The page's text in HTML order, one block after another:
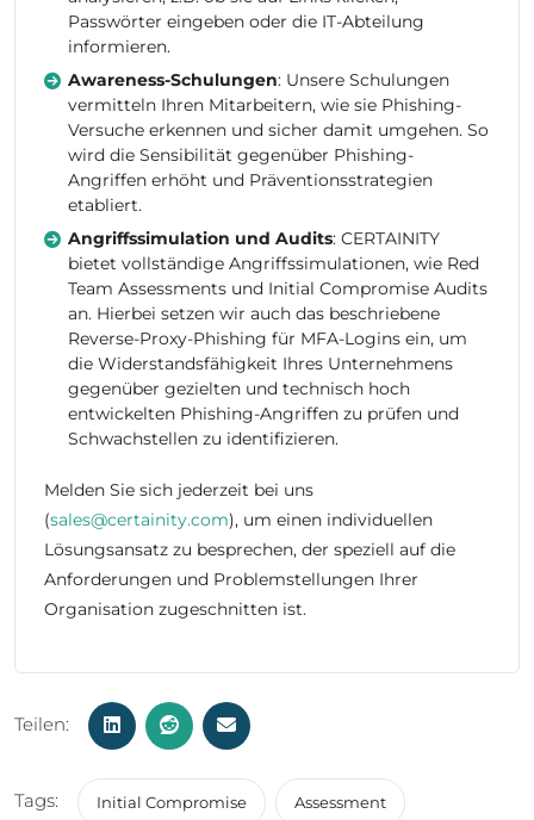
Passwörter eingeben oder die IT-Abteilung
informieren.
Awareness-Schulungen: Unsere Schulungen
vermitteln Ihren Mitarbeitern, wie sie Phishing-
Versuche erkennen und sicher damit umgehen. So
wird die Sensibilität gegenüber Phishing-
Angriffen erhöht und Präventionsstrategien
etabliert.
Angriffssimulation und Audits: CERTAINITY
bietet vollständige Angriffssimulationen, wie Red
Team Assessments und Initial Compromise Audits
an. Hierbei setzen wir auch das beschriebene
Reverse-Proxy-Phishing für MFA-Logins ein, um
die Widerstandsfähigkeit Ihres Unternehmens
gegenüber gezielten und technisch hoch
entwickelten Phishing-Angriffen zu prüfen und
Schwachstellen zu identifizieren.
Melden Sie sich jederzeit bei uns
(sales@certainity.com), um einen individuellen
Lösungsansatz zu besprechen, der speziell auf die
Anforderungen und Problemstellungen Ihrer
Organisation zugeschnitten ist.
Teilen:
Tags: Initial Compromise Assessment